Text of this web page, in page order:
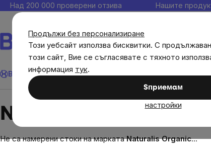
Продължи без персонализиране
Този уебсайт използва бисквитки. С
този сайт, Вие се съгласявате с тяхното
информация тук.
Sпpиeмaм
настройки
Прескочи
към
съдържанието
Над 200 000 проверени отзива Нашите
Brainmax Имунитет Акции💪 WomenPowerЦели
Naturalis Organic
Не са намерени стоки на маркатаNaturalis Organic...